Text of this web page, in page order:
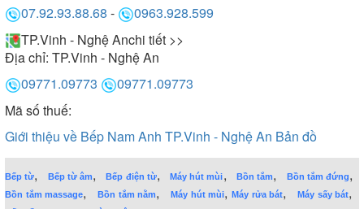
07.92.93.88.68 -
0963.928.599
TP.Vinh - Nghệ Anchi tiết >>
Địa chỉ: TP.Vinh - Nghệ An
09771.09773
09771.09773
Mã số thuế:
Giới thiệu về Bếp Nam Anh TP.Vinh - Nghệ An Bản đồ
Bếp từ, Bếp từ âm,Bếp điện từ,Máy hút mùi, Bồn tắm, Bồn tắm đứng,
Bồn tắm massage,Bồn tắm nằm,Máy hút mùi,Máy rửa bát,Máy sấy bát,